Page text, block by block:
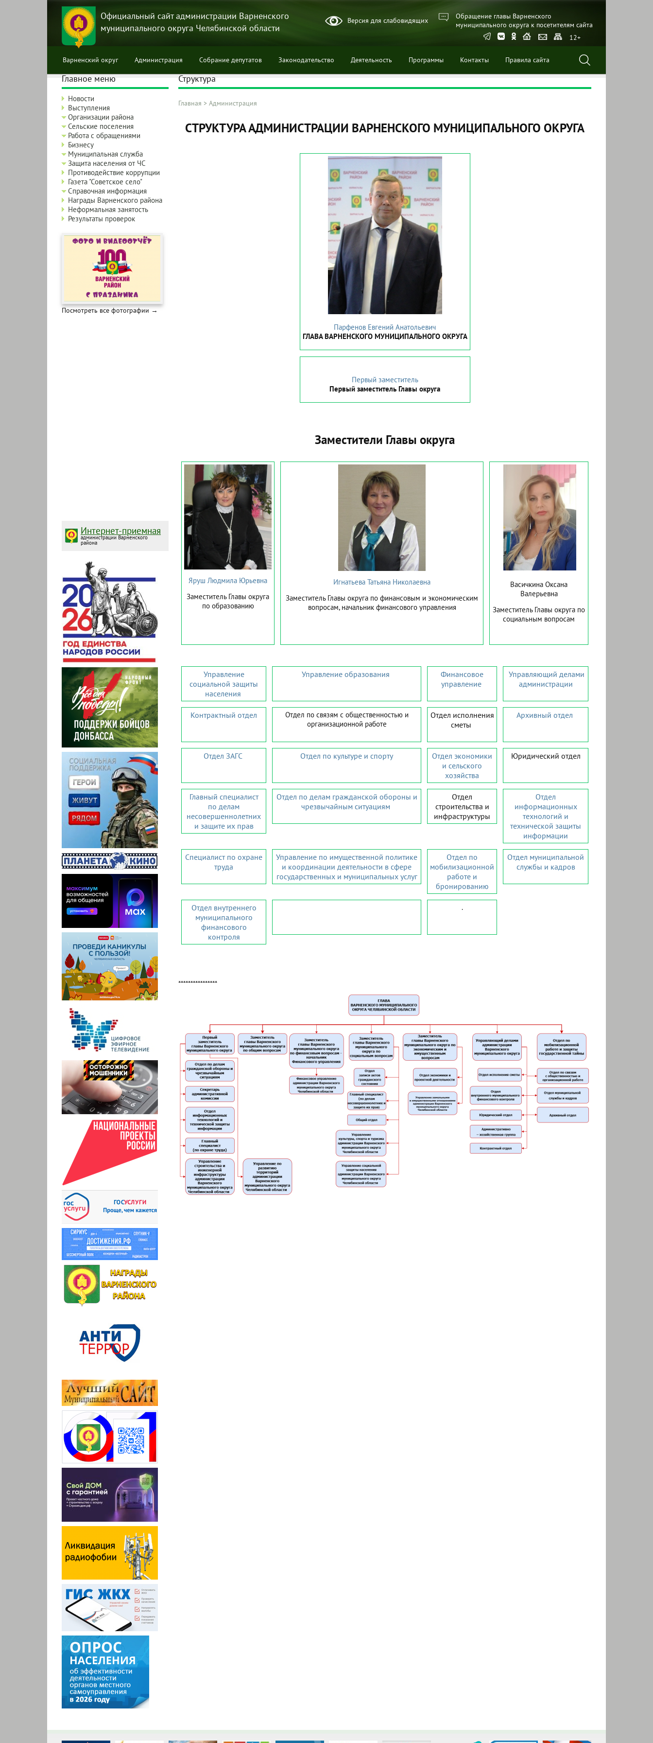
Официальный сайт администрации Варненского
муниципального округа Челябинской области
Версия для слабовидящих
Обращение главы Варненского
муниципального округа к посетителям сайта
12+
Варненский округ Администрация Собрание депутатов Законодательство Деятельность Программы Контакты Правила сайта
Структура
навигации
Главная > Администрация
СТРУКТУРА АДМИНИСТРАЦИИ ВАРНЕНСКОГО МУНИЦИПАЛЬНОГО ОКРУГА
Парфенов Евгений Анатольевич
ГЛАВА ВАРНЕНСКОГО МУНИЦИПАЛЬНОГО ОКРУГА
Первый заместитель
Первый заместитель Главы округа
Заместители Главы округа
Яруш Людмила Юрьевна
Заместитель Главы округа
по образованию
Игнатьева Татьяна Николаевна
Заместитель Главы округа по финансовым и экономическим
вопросам, начальник финансового управления
Васичкина Оксана
Валерьевна
Заместитель Главы округа по
социальным вопросам
Управление
социальной защиты
населения
Управление образования
Финансовое
управление
Управляющий делами
администрации
Контрактный отдел
Отдел по связям с общественностью и
организационной работе
Отдел исполнения
сметы
Архивный отдел
Отдел ЗАГС Отдел по культуре и спорту
Отдел экономики
и сельского
хозяйства
Юридический отдел
Главный специалист
по делам
несовершеннолетних
и защите их прав
Отдел по делам гражданской обороны и
чрезвычайным ситуациям
Отдел
строительства и
инфраструктуры
Отдел
информационных
технологий и
технической защиты
информации
Специалист по охране
труда
Управление по имущественной политике
и координации деятельности в сфере
государственных и муниципальных услуг
Отдел по
мобилизационной
работе и
бронированию
Отдел муниципальной
службы и кадров
Отдел внутреннего
муниципального
финансового
контроля
.
****************
Главное меню
Новости
Выступления
Организации района
Сельские поселения
Работа с обращениями
Бизнесу
Муниципальная служба
Защита населения от ЧС
Противодействие коррупции
Газета "Советское село"
Справочная информация
Награды Варненского района
Неформальная занятость
Результаты проверок
Посмотреть все фотографии →
Интернет-приемная
администрации Варненского
района